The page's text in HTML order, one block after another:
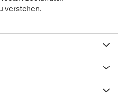
verstehen.